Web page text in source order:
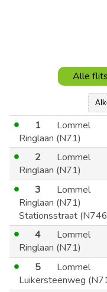
Alle
1
Lommel
Ringlaan (N71)
2
Lommel
Ringlaan (N71)
3
Lommel
Ringlaan (N71)
Stationsstraat
4
Lommel
Ringlaan (N71)
5
Lommel
Luikersteenweg